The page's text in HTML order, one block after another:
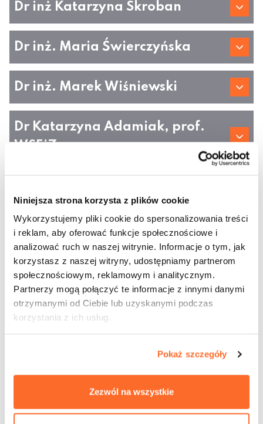
Niniejsza strona korzysta z plików cookie
Wykorzystujemy pliki cookie do spersonalizowania treści
i reklam, aby oferować funkcje społecznościowe i
analizować ruch w naszej witrynie. Informacje o tym, jak
korzystasz z naszej witryny, udostępniamy partnerom
społecznościowym, reklamowym i analitycznym.
Partnerzy mogą połączyć te informacje z innymi danymi
otrzymanymi od Ciebie lub uzyskanymi podczas
korzystania z ich usług.
Pokaż szczegóły
Zezwól na wszystkie
Dr inż Katarzyna Skroban
Dr inż. Maria Świerczyńska
Dr inż. Marek Wiśniewski
Dr Katarzyna Adamiak, prof.
WSEiZ
Dr Kazimierz Dyguś, prof.
WSEiZ
Dr Piotr Mędrzycki, prof.
WSEiZ